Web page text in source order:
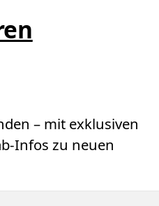
– mit exklusiven
Infos zu neuen